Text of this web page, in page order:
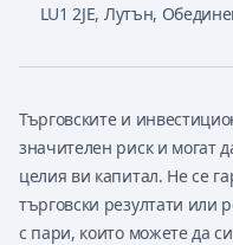
LU1 2JE, Лутън,
Търговските и
значителен риск и могат
целия ви капитал. Не се
търговски резултати или
с пари, които можете да